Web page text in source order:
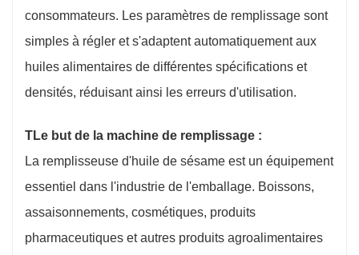
consommateurs. Les paramètres de remplissage sont
simples à régler et s'adaptent automatiquement aux
huiles alimentaires de différentes spécifications et
densités, réduisant ainsi les erreurs d'utilisation.
TLe but de la machine de remplissage :
La remplisseuse d'huile de sésame est un équipement
essentiel dans l'industrie de l'emballage. Boissons,
assaisonnements, cosmétiques, produits
pharmaceutiques et autres produits agroalimentaires